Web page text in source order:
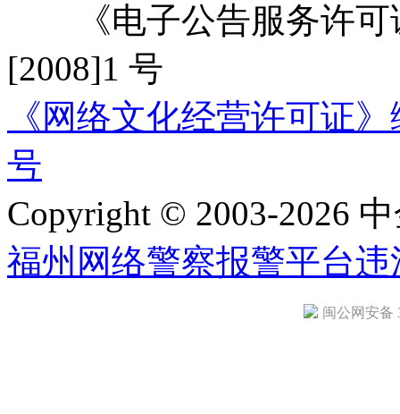
《电子公告服务许可
[2008]1 号
《网络文化经营许可证
号
Copyright © 2003-2026
福州网络警察报警平台违
闽公网安备